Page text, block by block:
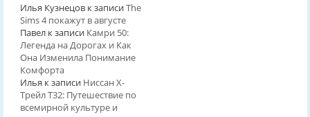
Илья Кузнецовк записиThe
Sims 4 покажут в августе
Павелк записи Камри 50:
Легенда на Дорогах и Как
Она Изменила Понимание
Комфорта
Илья к записи Ниссан Х-
Трейл T32: Путешествие по
всемирной культуре и